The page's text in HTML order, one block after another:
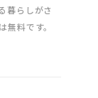
暮らしがさ
料です。